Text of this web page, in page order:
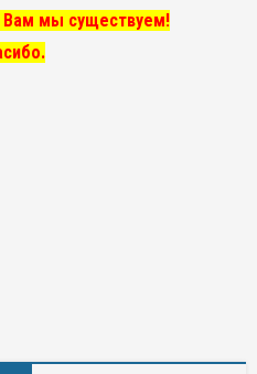
Вам мы существуем!